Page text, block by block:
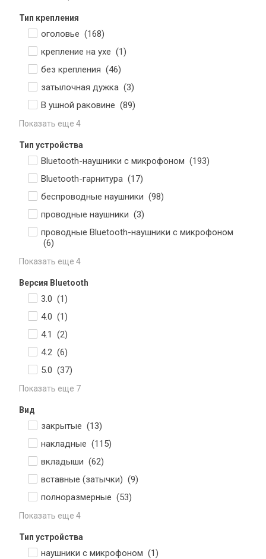
Тип крепления
оголовье (168)
крепление на ухе (1)
без крепления (46)
затылочная дужка (3)
В ушной раковине (89)
Показать еще 4
Тип устройства
Bluetooth-наушники с микрофоном (193)
Bluetooth-гарнитура (17)
беспроводные наушники (98)
проводные наушники (3)
проводные Bluetooth-наушники с микрофоном
(6)
Показать еще 4
Версия Bluetooth
3.0 (1)
4.0 (1)
4.1 (2)
4.2 (6)
5.0 (37)
Показать еще 7
Вид
закрытые (13)
накладные (115)
вкладыши (62)
вставные (затычки) (9)
полноразмерные (53)
Показать еще 4
Тип устройства
наушники с микрофоном (1)